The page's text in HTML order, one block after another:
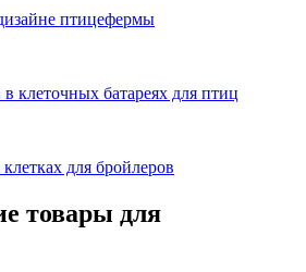
птицефермы
клеточных батареях для птиц
для бройлеров
товары для